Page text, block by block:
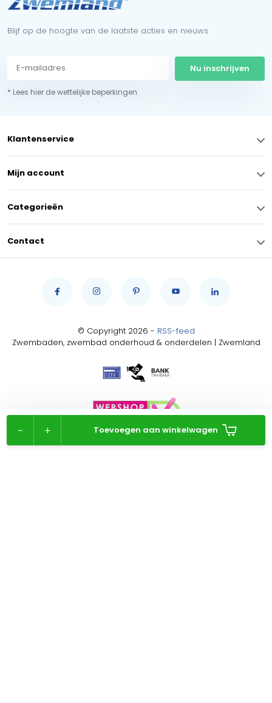
+
- Toevoegen aan winkelwagen
Blijf op de hoogte van de laatste acties en nieuws
Nu inschrijven
* Lees hier de wettelijke beperkingen
Klantenservice
Mijn account
Categorieën
Contact
© Copyright 2026 - RSS-feed
Zwembaden, zwembad onderhoud & onderdelen | Zwemland